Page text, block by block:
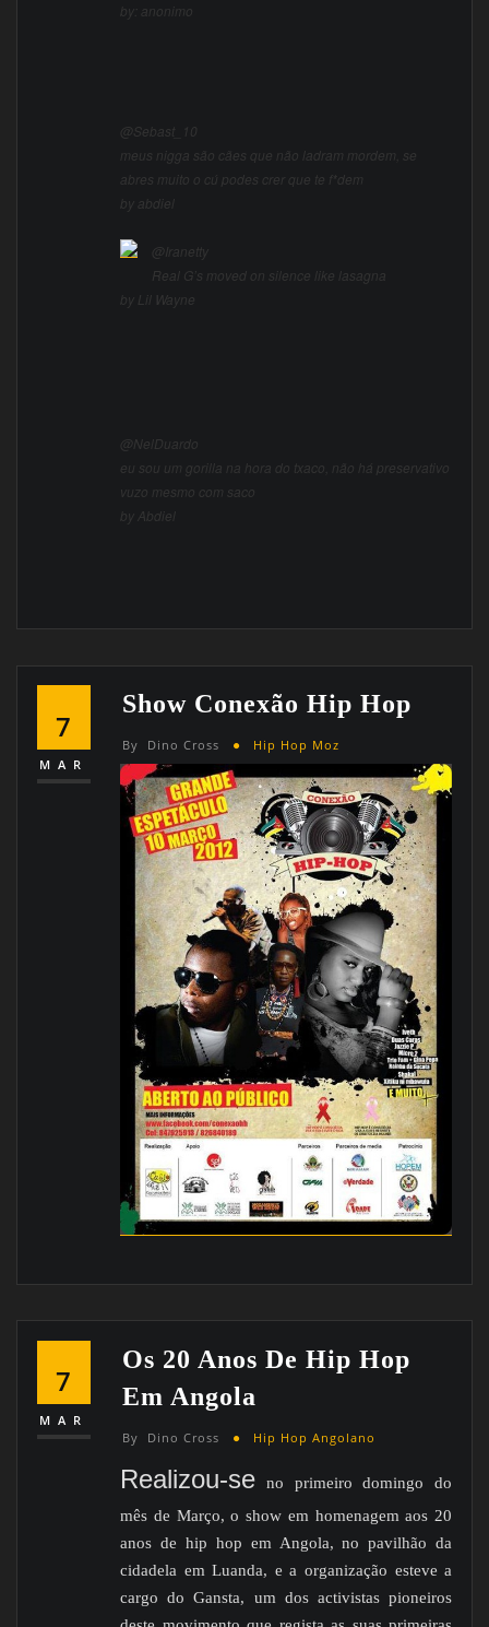
by: anonimo
@Sebast_10
meus nigga são cães que não ladram mordem, se
abres muito o cú podes crer que te f*dem
by abdiel
@Iranetty
Real G’s moved on silence like lasagna
by Lil Wayne
@NelDuardo
eu sou um gorilla na hora do txaco, não há preservativo
vuzo mesmo com saco
by Abdiel
7
MAR
Show Conexão Hip Hop
By Dino Cross Hip Hop Moz
7
MAR
Os 20 Anos De Hip Hop
Em Angola
By Dino Cross Hip Hop Angolano
Realizou-se no primeiro domingo do
mês de Março, o show em homenagem aos 20
anos de hip hop em Angola, no pavilhão da
cidadela em Luanda, e a organização esteve a
cargo do Gansta, um dos activistas pioneiros